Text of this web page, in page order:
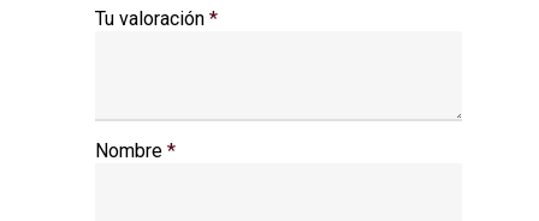
Tu valoración *
Nombre *